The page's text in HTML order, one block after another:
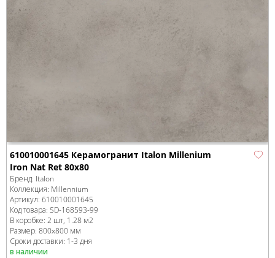
610010001645 Керамогранит Italon Millenium
Iron Nat Ret 80x80
Бренд: Italon
Коллекция: Millennium
Артикул: 610010001645
Код товара: SD-168593-99
В коробке: 2 шт, 1.28 м2
Размер: 800x800 мм
Сроки доставки: 1-3 дня
в наличии